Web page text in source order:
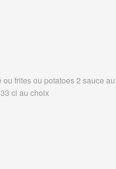
frites ou potatoes 2 sauce au
cl au choix